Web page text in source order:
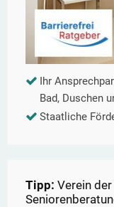
Ihr
Bad, Duschen
Staatliche
Tipp: Verein